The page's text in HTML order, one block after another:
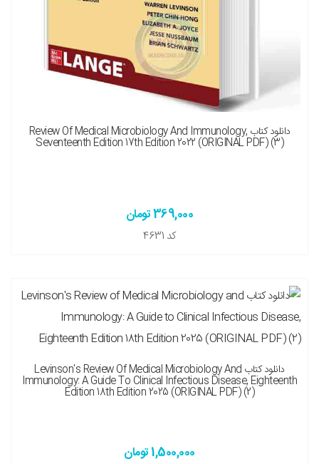
دانلود کتاب Review Of Medical Microbiology And Immunology,
Seventeenth Edition 17th Edition 2022 (ORIGINAL PDF) (3)
369,000 تومان
کد 4631
دانلود کتاب Levinson's Review Of Medical Microbiology And
Immunology: A Guide To Clinical Infectious Disease, Eighteenth
Edition 18th Edition 2025 (ORIGINAL PDF) (2)
1,500,000 تومان